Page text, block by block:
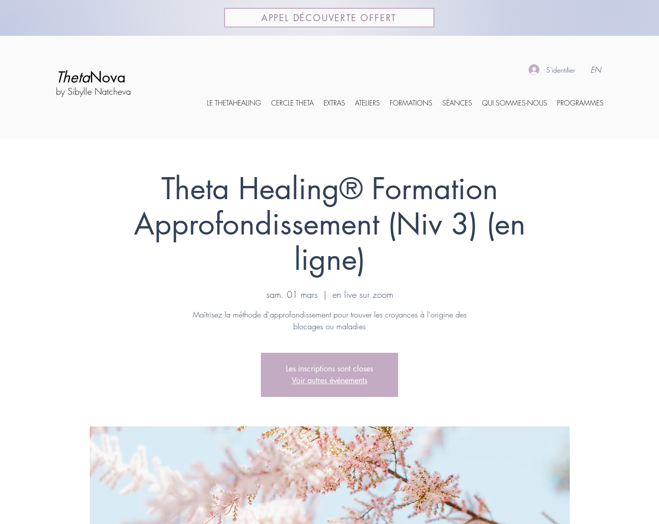
APPEL DÉCOUVERTE OFFERT
ThetaNova
by Sibylle Natcheva
S'identifier EN
LE THETAHEALING CERCLE THETA EXTRAS ATELIERS FORMATIONS SÉANCES QUI SOMMES-NOUS PROGRAMMES
Theta Healing® Formation
Approfondissement (Niv 3) (en
ligne)
sam. 01 mars
  |
en live sur zoom
Maîtrisez la méthode d'approfondissement pour trouver les croyances à l'origine des
blocages ou maladies
Les inscriptions sont closes
Voir autres événements